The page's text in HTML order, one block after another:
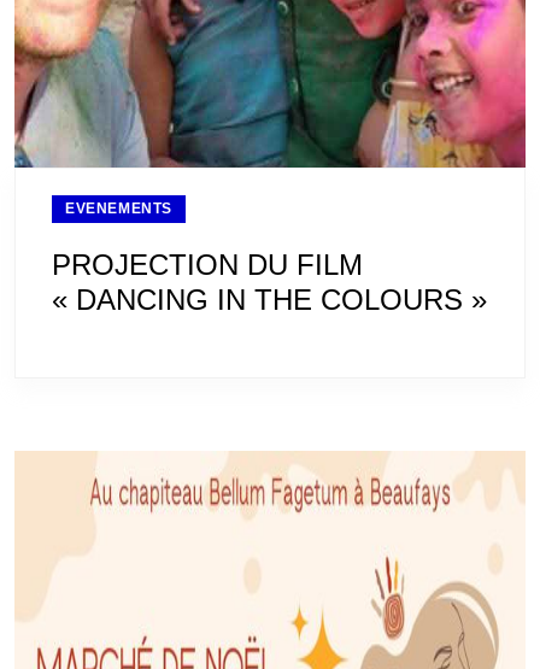
EVENEMENTS
PROJECTION DU FILM
« DANCING IN THE COLOURS »